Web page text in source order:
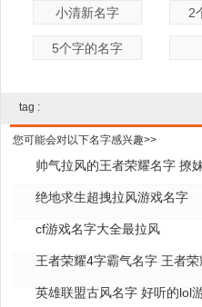
小清新名字 2
5个字的名字
tag :
您可能会对以下名字感兴趣>>
帅气拉风的王者荣耀名字 撩
绝地求生超拽拉风游戏名字
cf游戏名字大全最拉风
王者荣耀4字霸气名字 王者
字
英雄联盟古风名字 好听的lol